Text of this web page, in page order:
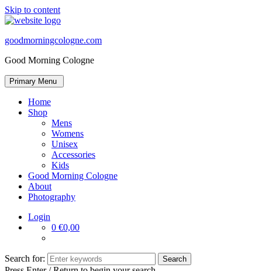
Skip to content
goodmorningcologne.com
Good Morning Cologne
Primary Menu
Home
Shop
Mens
Womens
Unisex
Accessories
Kids
Good Morning Cologne
About
Photography
Login
0 €0,00
Search for: